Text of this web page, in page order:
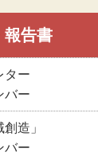
団事業のあゆみ
関係者名簿
報告書
ター
バー
造」
バー